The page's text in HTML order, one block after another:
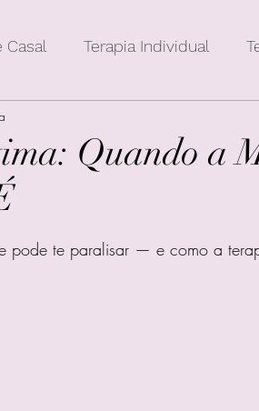
Casal Terapia Individual
Quando a
pode te paralisar — e como a